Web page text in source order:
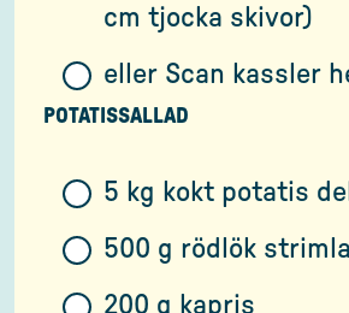
cm tjocka skivor)
eller Scan kassler
POTATISSALLAD
5 kg kokt potatis
500 g rödlök
200 g kapris